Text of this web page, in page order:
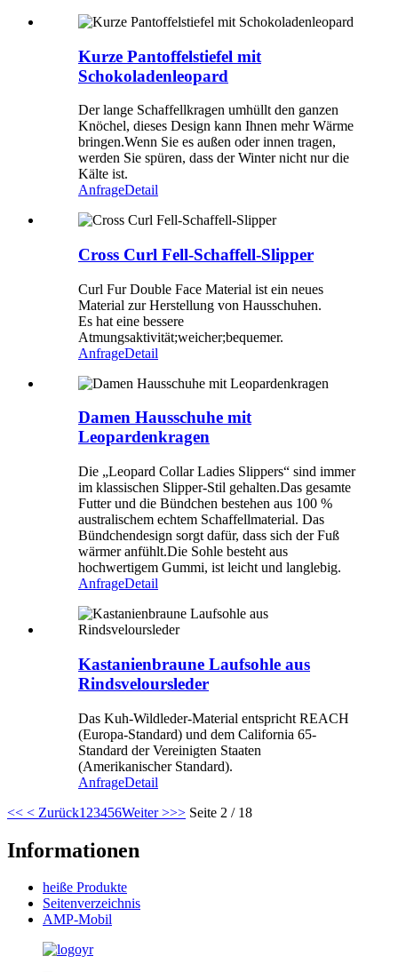
Kurze Pantoffelstiefel mit
Schokoladenleopard
Der lange Schaffellkragen umhüllt den ganzen
Knöchel, dieses Design kann Ihnen mehr Wärme
bringen.Wenn Sie es außen oder innen tragen,
werden Sie spüren, dass der Winter nicht nur die
Kälte ist.
AnfrageDetail
Cross Curl Fell-Schaffell-Slipper
Curl Fur Double Face Material ist ein neues
Material zur Herstellung von Hausschuhen.
Es hat eine bessere
Atmungsaktivität;weicher;bequemer.
AnfrageDetail
Damen Hausschuhe mit
Leopardenkragen
Die „Leopard Collar Ladies Slippers“ sind immer
im klassischen Slipper-Stil gehalten.Das gesamte
Futter und die Bündchen bestehen aus 100 %
australischem echtem Schaffellmaterial. Das
Bündchendesign sorgt dafür, dass sich der Fuß
wärmer anfühlt.Die Sohle besteht aus
hochwertigem Gummi, ist leicht und langlebig.
AnfrageDetail
Kastanienbraune Laufsohle aus
Rindsveloursleder
Das Kuh-Wildleder-Material entspricht REACH
(Europa-Standard) und dem California 65-
Standard der Vereinigten Staaten
(Amerikanischer Standard).
AnfrageDetail
<< < Zurück1 23456Weiter >>> Seite 2 / 18
Informationen
heiße Produkte
Seitenverzeichnis
AMP-Mobil